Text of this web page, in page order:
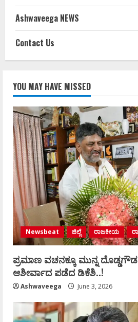
Ashwaveega NEWS
Contact Us
YOU MAY HAVE MISSED
Newsbeat ಜಿಲ್ಲೆ ರಾಜಕೀಯ
ಪ್ರಮಾಣ ವಚನಕ್ಕೂ ಮುನ್ನ
ಆಶೀರ್ವಾದ ಪಡೆದ ಡಿಕೆಶಿ..!
Ashwaveega June 3, 2026